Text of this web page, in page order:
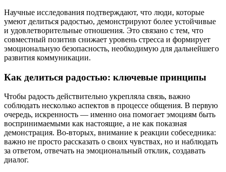
Научные исследования подтверждают, что люди, которые
умеют делиться радостью, демонстрируют более устойчивые
и удовлетворительные отношения. Это связано с тем, что
совместный позитив снижает уровень стресса и формирует
эмоциональную безопасность, необходимую для дальнейшего
развития коммуникации.
Как делиться радостью: ключевые принципы
Чтобы радость действительно укрепляла связь, важно
соблюдать несколько аспектов в процессе общения. В первую
очередь, искренность — именно она помогает эмоциям быть
воспринимаемыми как настоящие, а не как показная
демонстрация. Во-вторых, внимание к реакции собеседника:
важно не просто рассказать о своих чувствах, но и наблюдать
за ответом, отвечать на эмоциональный отклик, создавать
диалог.